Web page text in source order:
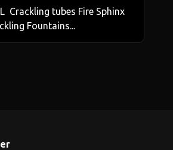
Crackling tubes Fire Sphinx
Fountains...